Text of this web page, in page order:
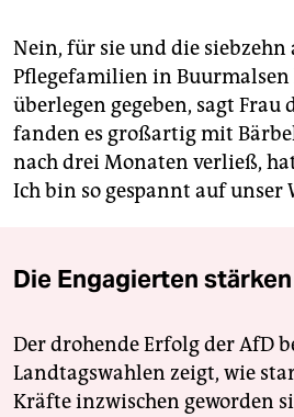
Nein, für sie und die siebzehn
Pflegefamilien in Buurmalsen
überlegen gegeben, sagt Frau
fanden es großartig mit
nach drei Monaten verließ,
Ich bin so gespannt auf unser
Die Engagierten stärken
Der drohende Erfolg der AfD
Landtagswahlen zeigt, wie
Kräfte inzwischen geworden